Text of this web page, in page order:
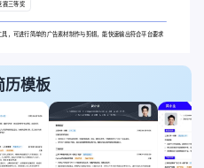
赛三等奖
，可进行简单的广告素材制作与剪辑，能快速输出符合平台要求
历模板